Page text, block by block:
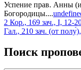
Успение прав. Анны
Богородицы....
2 Кор., 169 зач., I, 12-
Гал., 210 зач. (от
Поиск